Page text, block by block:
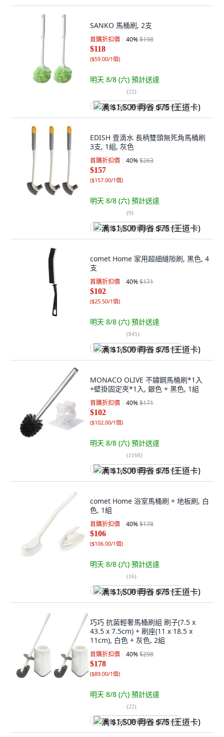
SANKO 馬桶刷, 2支
首購折扣價 40%$198
$118
($59.00/1個)
明天 8/8 (六) 預計送達
(22)
满 $1,500 再省 $75 (王道卡)
EDISH 壹滴水 長柄雙頭無死角馬桶刷
3支, 1組, 灰色
首購折扣價 40%$263
$157
($157.00/1個)
明天 8/8 (六) 預計送達
(9)
满 $1,500 再省 $75 (王道卡)
comet Home 家用超細縫隙刷, 黑色, 4
支
首購折扣價 40%$171
$102
($25.50/1個)
明天 8/8 (六) 預計送達
(845)
满 $1,500 再省 $75 (王道卡)
MONACO OLIVE 不鏽鋼馬桶刷*1入
+壁掛固定夾*1入, 銀色 + 黑色, 1組
首購折扣價 40%$171
$102
($102.00/1個)
明天 8/8 (六) 預計送達
(1168)
满 $1,500 再省 $75 (王道卡)
comet Home 浴室馬桶刷 + 地板刷, 白
色, 1組
首購折扣價 40%$178
$106
($106.00/1個)
明天 8/8 (六) 預計送達
(16)
满 $1,500 再省 $75 (王道卡)
巧巧 抗菌輕奢馬桶刷組 刷子(7.5 x
43.5 x 7.5cm) + 刷座(11 x 18.5 x
11cm), 白色 + 灰色, 2組
首購折扣價 40%$298
$178
($89.00/1個)
明天 8/8 (六) 預計送達
(22)
满 $1,500 再省 $75 (王道卡)